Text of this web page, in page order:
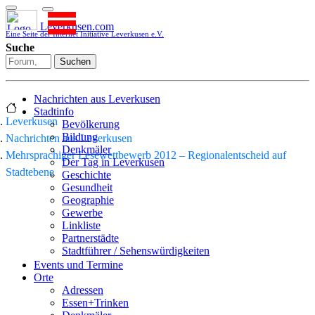
Leverkusen.com
Eine Seite der Internet Initiative Leverkusen e.V.
Suche
Suchen
Nachrichten aus Leverkusen
Stadtinfo
Bevölkerung
Bildung
Denkmäler
Der Tag in Leverkusen
Geschichte
Gesundheit
Geographie
Gewerbe
Linkliste
Partnerstädte
Stadtführer / Sehenswürdigkeiten
Stadtplan
Sport
Who is who
Events und Termine
Orte
Adressen
Essen+Trinken
Leverkusen
Nachrichten aus Leverkusen
Mehrsprachiger Lesewettbewerb 2012 – Regionalentscheid auf
Stadtebene